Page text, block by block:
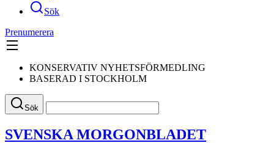
Sök
Prenumerera
KONSERVATIV NYHETSFÖRMEDLING
BASERAD I STOCKHOLM
Sök
SVENSKA MORGONBLADET